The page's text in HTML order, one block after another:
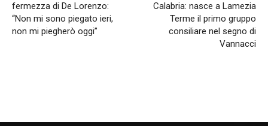
fermezza di De Lorenzo:
“Non mi sono piegato ieri,
non mi piegherò oggi”
Calabria: nasce a Lamezia
Terme il primo gruppo
consiliare nel segno di
Vannacci